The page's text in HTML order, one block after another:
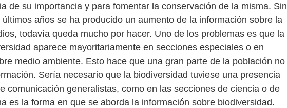
de su importancia y para fomentar la conservación de la misma. Sin
años se ha producido un aumento de la información sobre la
todavía queda mucho por hacer. Uno de los problemas es que la
aparece mayoritariamente en secciones especiales o en
medio ambiente. Esto hace que una gran parte de la población no
Sería necesario que la biodiversidad tuviese una presencia
comunicación generalistas, como en las secciones de ciencia o de
es la forma en que se aborda la información sobre biodiversidad.